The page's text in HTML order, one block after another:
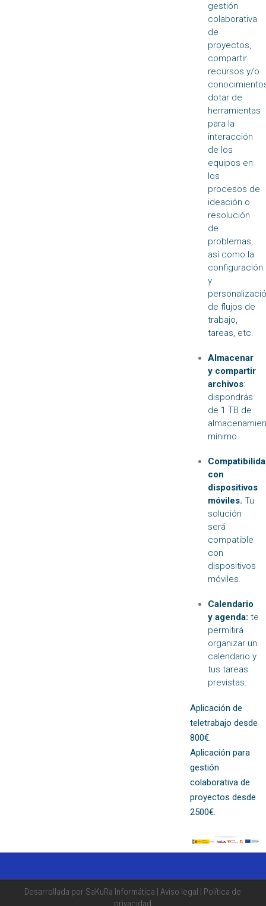
gestión
colaborativa
de
proyectos,
compartir
recursos y/o
dotar de
herramientas
para la
interacción
de los
equipos en
los
procesos de
ideación o
resolución
de
problemas,
así como la
configuración
y
de flujos de
trabajo,
tareas, etc.
Almacenar
y compartir
archivos:
dispondrás
de 1 TB de
mínimo.
con
dispositivos
móviles. Tu
solución
será
compatible
con
dispositivos
móviles.
Calendario
y agenda: te
permitirá
organizar un
calendario y
tus tareas
previstas.
Aplicación de
teletrabajo desde
800€.
Aplicación para
gestión
colaborativa de
proyectos desde
2500€.
Desarrollada por SaKuRa Informática |Aviso legal | Política de
privacidad